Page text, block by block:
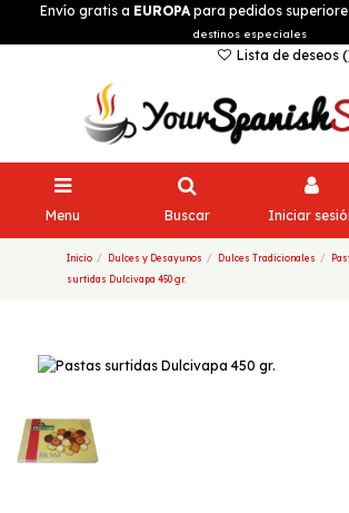
Envío gratis a EUROPApara pedidos
destinos especiales
Lista de deseos (
Menu Buscar Iniciar
Inicio Dulces y Desayunos Dulces Tradicionales
surtidas Dulcivapa 450 gr.